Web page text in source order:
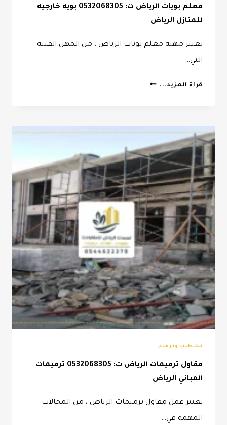
معلم بويات الرياض ت: 0532068305 بويه خارجيه
للمنازل الرياض
تعتبر مهنة معلم بويات الرياض ، من المهن الفنية
التي…
قراة المزيد... معلم
0532068305
بويه
خارجيه
للمنازل
الرياض
تشطيب وترميم
مقاول ترميمات الرياض ت: 0532068305 ترميمات
المباني الرياض
يعتبر عمل مقاول ترميمات الرياض ، من المجالات
المهمة في…